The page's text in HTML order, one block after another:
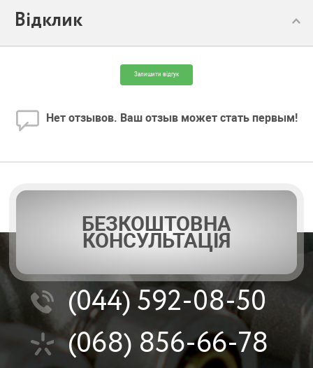
Відклик
Залишити відгук
Нет отзывов. Ваш отзыв может стать первым!
БЕЗКОШТОВНА
КОНСУЛЬТАЦІЯ
(044)592-08-50
(068) 856-66-78